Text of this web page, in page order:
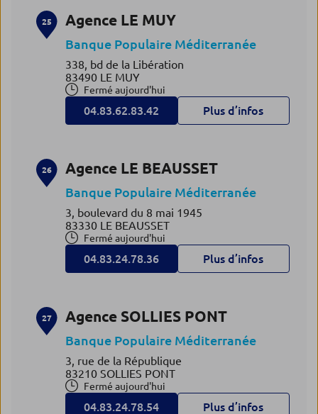
25 Agence LE MUY
Banque Populaire Méditerranée
338, bd de la Libération
83490 LE MUY
Fermé aujourd'hui
04.83.62.83.42 Plus d’infos
26 Agence LE BEAUSSET
Banque Populaire Méditerranée
3, boulevard du 8 mai 1945
83330 LE BEAUSSET
Fermé aujourd'hui
04.83.24.78.36 Plus d’infos
27 Agence SOLLIES PONT
Banque Populaire Méditerranée
3, rue de la République
83210 SOLLIES PONT
Fermé aujourd'hui
04.83.24.78.54 Plus d’infos